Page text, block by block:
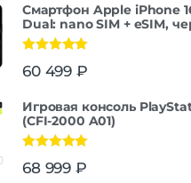
Смартфон Apple iPhone
Dual: nano SIM + eSIM,
из 5
60 499 ₽
Игровая консоль
(CFI-2000 A01)
из 5
68 999 ₽